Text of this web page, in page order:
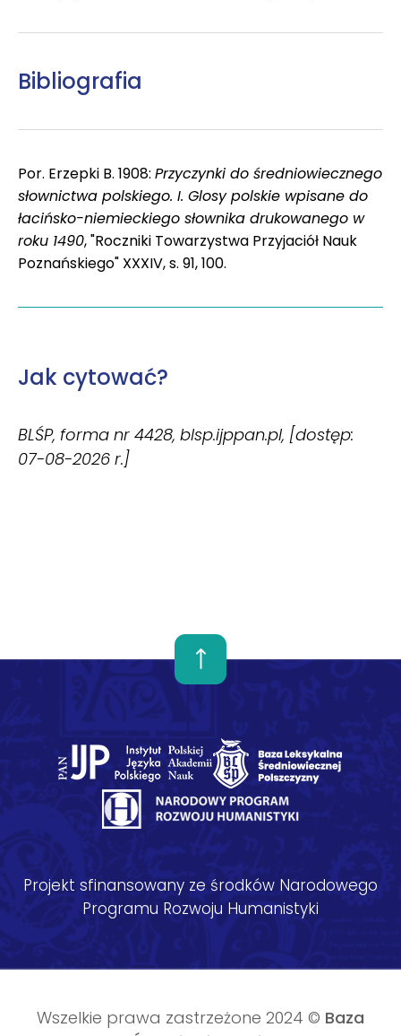
Bibliografia
Por. Erzepki B. 1908: Przyczynki do średniowiecznego
słownictwa polskiego. I. Glosy polskie wpisane do
łacińsko-niemieckiego słownika drukowanego w
roku 1490, "Roczniki Towarzystwa Przyjaciół Nauk
Poznańskiego" XXXIV, s. 91, 100.
Jak cytować?
BLŚP, forma nr 4428, blsp.ijppan.pl, [dostęp:
07-08-2026 r.]
Projekt sfinansowany ze środków Narodowego
Programu Rozwoju Humanistyki
Wszelkie prawa zastrzeżone 2024 © Baza